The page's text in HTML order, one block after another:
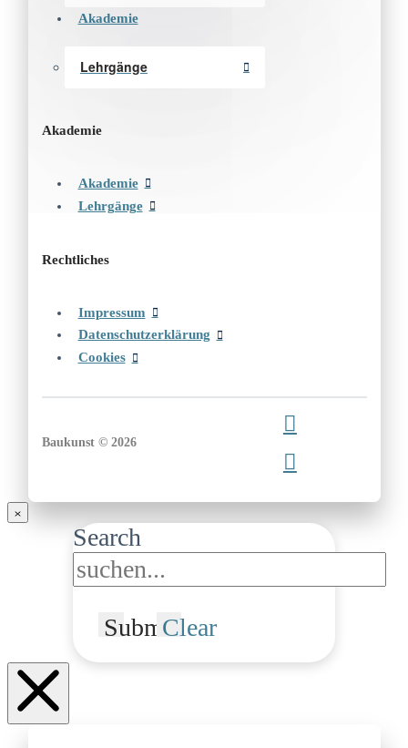
Akademie
Lehrgänge
Akademie
Akademie
Lehrgänge
Rechtliches
Impressum
Datenschutzerklärung
Cookies
Baukunst © 2026
Search
SubmitClear